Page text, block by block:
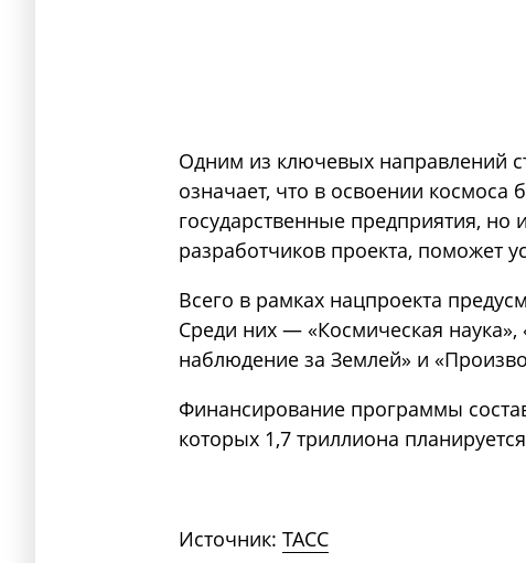
Одним из ключевых направлений
означает, что в освоении космоса
государственные предприятия,
разработчиков проекта, поможет
Всего в рамках нацпроекта
Среди них — «Космическая
наблюдение за Землей» и
Финансирование программы
которых 1,7 триллиона
Источник: ТАСС